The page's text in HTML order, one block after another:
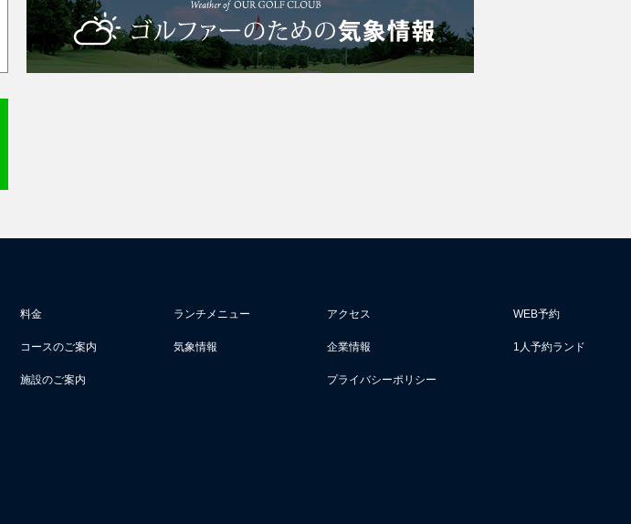
料金
コースのご案内
施設のご案内
ランチメニュー
気象情報
アクセス
企業情報
プライバシーポリシー
WEB予約
1人予約ランド